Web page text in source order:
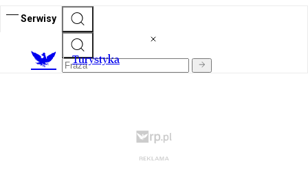
Serwisy
Turystyka